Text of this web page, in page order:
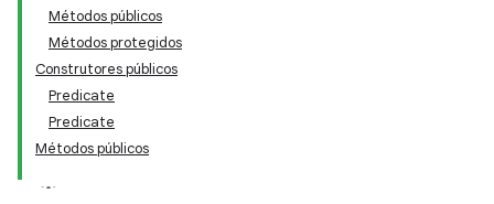
Métodos públicos
Métodos protegidos
Construtores públicos
Predicate
Predicate
Métodos públicos